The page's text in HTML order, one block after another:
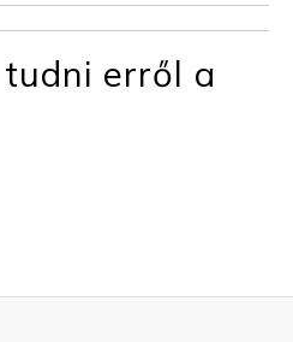
to width
to size
erről a